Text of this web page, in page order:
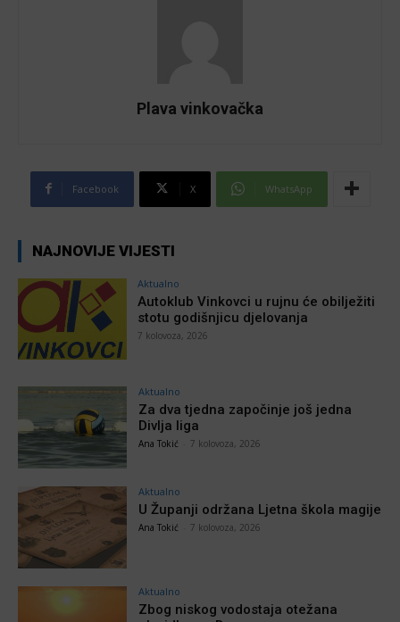
Plava vinkovačka
Facebook X WhatsApp
NAJNOVIJE VIJESTI
Aktualno
Autoklub Vinkovci u rujnu će obilježiti
stotu godišnjicu djelovanja
7 kolovoza, 2026
Aktualno
Za dva tjedna započinje još jedna
Divlja liga
Ana Tokić 7 kolovoza, 2026
Aktualno
U Županji održana Ljetna škola magije
Ana Tokić 7 kolovoza, 2026
Aktualno
Zbog niskog vodostaja otežana